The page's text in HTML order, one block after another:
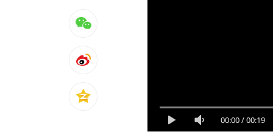
00:00/00:19